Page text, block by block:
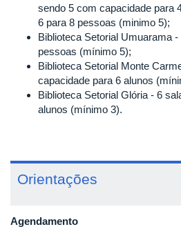
sendo 5 com capacidade para
6 para 8 pessoas (minimo 5);
Biblioteca Setorial Umuarama
pessoas (mínimo 5);
Biblioteca Setorial Monte
capacidade para 6 alunos
Biblioteca Setorial Glória - 6
alunos (mínimo 3).
Orientações
Agendamento